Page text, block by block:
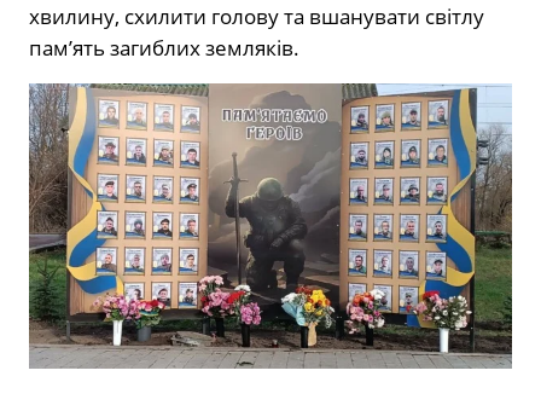
хвилину, схилити голову та вшанувати світлу
пам’ять загиблих земляків.